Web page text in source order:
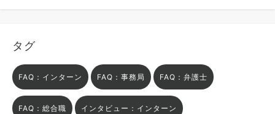
タグ
FAQ：インターン FAQ：事務局 FAQ：弁護士
FAQ：総合職 インタビュー：インターン